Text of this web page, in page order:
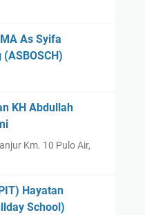
As Syifa
KH Abdullah
Km. 10 Pulo Air,
Hayatan
School)